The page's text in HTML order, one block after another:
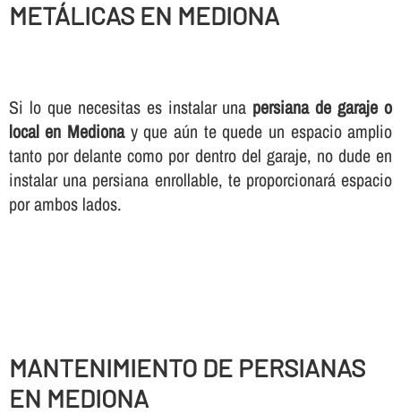
METÁLICAS EN MEDIONA
Si lo que necesitas es instalar una persiana de garaje o
local en Medionay que aún te quede un espacio amplio
tanto por delante como por dentro del garaje, no dude en
instalar una persiana enrollable, te proporcionará espacio
por ambos lados.
MANTENIMIENTO DE PERSIANAS
EN MEDIONA